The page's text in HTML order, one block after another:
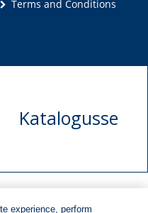
Terms and Conditions
Katalogusse
experience, perform